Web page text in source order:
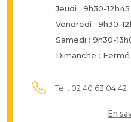
Jeudi : 9h30-
Vendredi : 9h30-
Samedi : 9h30-
Dimanche : Fermé
Tel : 02 40 63 04 42
En